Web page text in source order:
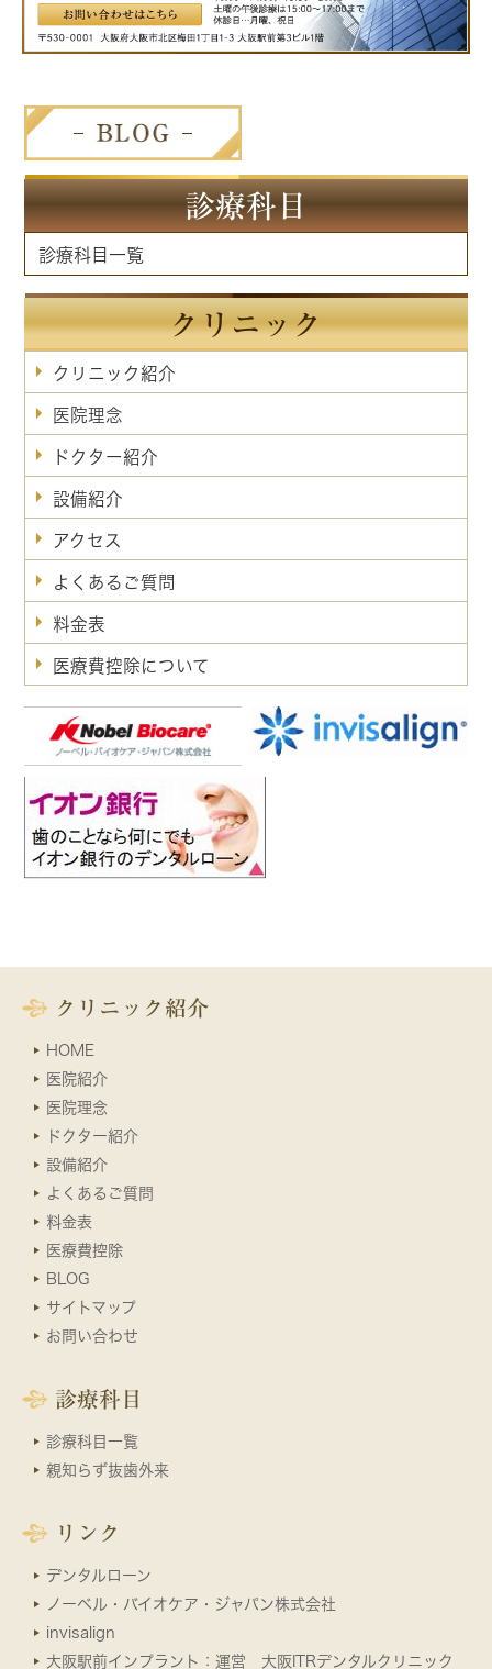
診療科目
診療科目一覧
クリニック
クリニック紹介
医院理念
ドクター紹介
設備紹介
アクセス
よくあるご質問
料金表
医療費控除について
クリニック紹介
HOME
医院紹介
医院理念
ドクター紹介
設備紹介
よくあるご質問
料金表
医療費控除
BLOG
サイトマップ
お問い合わせ
診療科目
診療科目一覧
親知らず抜歯外来
リンク
デンタルローン
ノーベル・バイオケア・ジャパン株式会社
invisalign
大阪駅前インプラント：運営 大阪ITRデンタルクリニック